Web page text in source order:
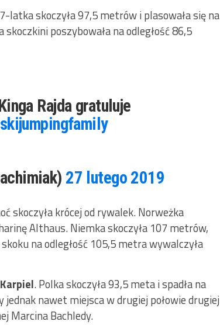
latka skoczyła 97,5 metrów i plasowała się na
poszybowała na odległość 86,5
Rajda gratuluje
27 lutego 2019
skoczyła krócej od rywalek. Norweżka
Althaus. Niemka skoczyła 107 metrów,
na odległość 105,5 metra wywalczyła
. Polka skoczyła 93,5 meta i spadła na
nawet miejsca w drugiej połowie drugiej
Marcina Bachledy.